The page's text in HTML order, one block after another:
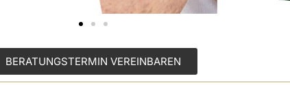
BERATUNGSTERMIN VEREINBAREN